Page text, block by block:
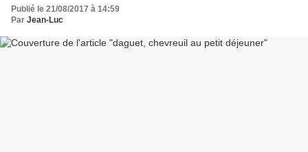
Publié le 21/08/2017 à 14:59
Par Jean-Luc